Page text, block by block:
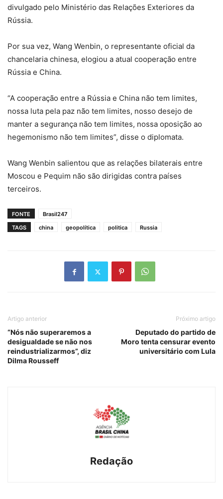
divulgado pelo Ministério das Relações Exteriores da
Rússia.
Por sua vez, Wang Wenbin, o representante oficial da
chancelaria chinesa, elogiou a atual cooperação entre
Rússia e China.
“A cooperação entre a Rússia e China não tem limites,
nossa luta pela paz não tem limites, nosso desejo de
manter a segurança não tem limites, nossa oposição ao
hegemonismo não tem limites”, disse o diplomata.
Wang Wenbin salientou que as relações bilaterais entre
Moscou e Pequim não são dirigidas contra países
terceiros.
FONTE
Brasil247
TAGS
china geopolítica politica Russia
Artigo anterior
“Nós não superaremos a
desigualdade se não nos
reindustrializarmos”, diz
Dilma Rousseff
Próximo artigo
Deputado do partido de
Moro tenta censurar evento
universitário com Lula
Redação